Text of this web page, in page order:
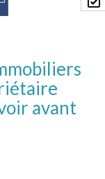
avant